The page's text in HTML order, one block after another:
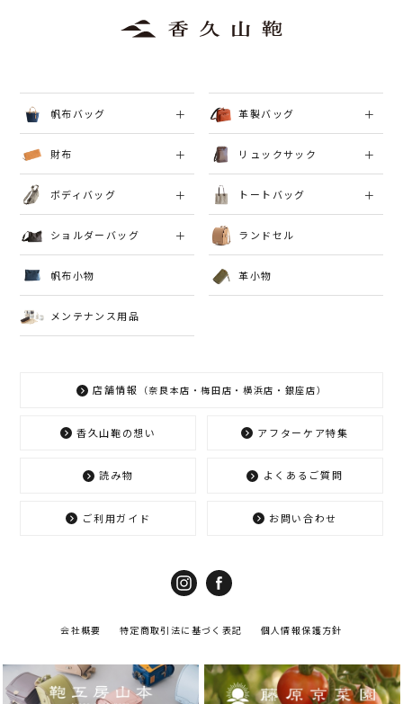
帆布バッグ 革製バッグ
財布 リュックサック
ボディバッグ トートバッグ
ショルダーバッグ ランドセル
帆布小物
メンテナンス用品
革小物
店舗情報 （奈良本店・梅田店・横浜店・銀座店）
香久山鞄の想い アフターケア特集
読み物 よくあるご質問
ご利用ガイド お問い合わせ
会社概要 特定商取引法に基づく表記 個人情報保護方針